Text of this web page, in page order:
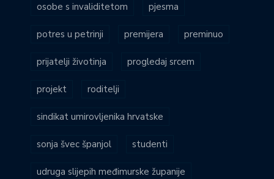
osobe s invaliditetom pjesma
potres u petrinji premijera preminuo
prijatelji životinja progledaj srcem
projekt roditelji
sindikat umirovljenika hrvatske
sonja švec španjol studenti
udruga slijepih međimurske županije